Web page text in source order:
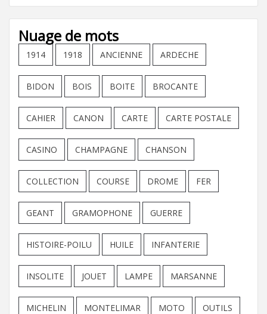
Nuage de mots
1914 1918 ANCIENNE ARDECHE
BIDON BOIS BOITE BROCANTE
CAHIER CANON CARTE CARTE POSTALE
CASINO CHAMPAGNE CHANSON
COLLECTION COURSE DROME FER
GEANT GRAMOPHONE GUERRE
HISTOIRE-POILU HUILE INFANTERIE
INSOLITE JOUET LAMPE MARSANNE
MICHELIN MONTELIMAR MOTO OUTILS